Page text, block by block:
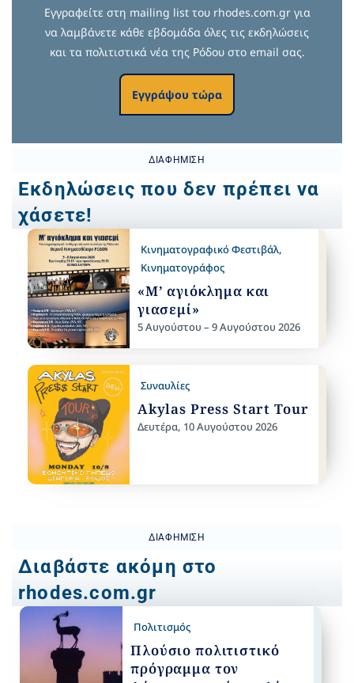
Εγγραφείτε στη mailing list του rhodes.com.gr για
να λαμβάνετε κάθε εβδομάδα όλες τις εκδηλώσεις
και τα πολιτιστικά νέα της Ρόδου στο email σας.
Εγγράψου τώρα
ΔΙΑΦΉΜΙΣΗ
Εκδηλώσεις που δεν πρέπει να
χάσετε!
Κινηματογραφικό Φεστιβάλ,
Κινηματογράφος
«Μ’ αγιόκλημα και
γιασεμί»
5 Αυγούστου – 9 Αυγούστου 2026
Συναυλίες
Akylas Press Start Tour
Δευτέρα, 10 Αυγούστου 2026
ΔΙΑΦΉΜΙΣΗ
Διαβάστε ακόμη στο
rhodes.com.gr
Πολιτισμός
Πλούσιο πολιτιστικό
πρόγραμμα τον